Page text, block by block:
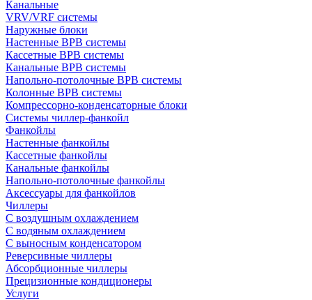
Канальные
VRV/VRF системы
Наружные блоки
Настенные ВРВ системы
Кассетные ВРВ системы
Канальные ВРВ системы
Напольно-потолочные ВРВ системы
Колонные ВРВ системы
Компрессорно-конденсаторные блоки
Системы чиллер-фанкойл
Фанкойлы
Настенные фанкойлы
Кассетные фанкойлы
Канальные фанкойлы
Напольно-потолочные фанкойлы
Аксессуары для фанкойлов
Чиллеры
С воздушным охлаждением
С водяным охлаждением
С выносным конденсатором
Реверсивные чиллеры
Абсорбционные чиллеры
Прецизионные кондиционеры
Услуги